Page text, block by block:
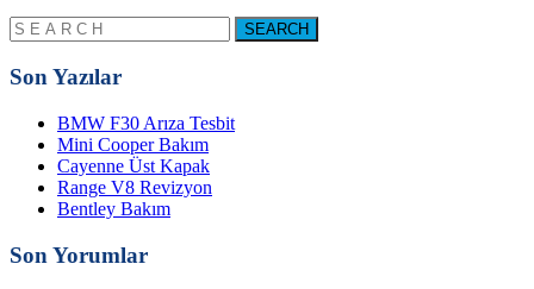
Son Yazılar
BMW F30 Arıza Tesbit
Mini Cooper Bakım
Cayenne Üst Kapak
Range V8 Revizyon
Bentley Bakım
Son Yorumlar